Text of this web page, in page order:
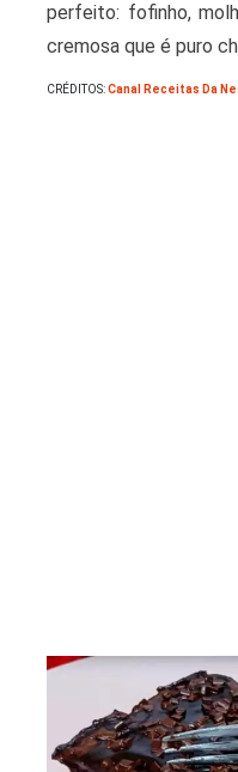
Bolos
perfeito: fofinho,
cremosa que é puro
CRÉDITOS:Canal Receitas Da